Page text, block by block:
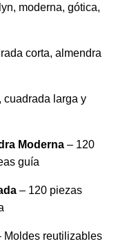
moderna, gótica,
corta, almendra
cuadrada larga y
Moderna – 120
guía
– 120 piezas
Moldes reutilizables